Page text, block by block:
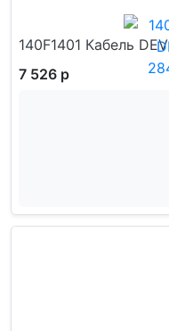
140F1401 Кабель
7 526 р